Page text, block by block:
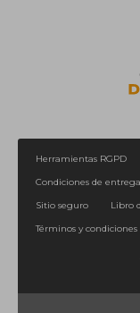
Herramientas RGPD
Condiciones de
Sitio seguro
Libro
Términos y condiciones